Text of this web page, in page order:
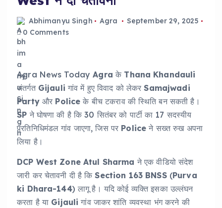
Abhimanyu Singh Agra
September 29, 2025
0 Comments
Agra News TodayAgra के Thana Khandauli
अंतर्गत Gijauli गांव में हुए विवाद को लेकरSamajwadi
Partyऔर Police के बीच टकराव की स्थिति बन सकती है।
SP ने घोषणा की है कि 30 सितंबर को पार्टी का 17 सदस्यीय
प्रतिनिधिमंडल गांव जाएगा, जिस पर Police ने सख्त रुख अपना
लिया है।
DCP West Zone Atul Sharma ने एक वीडियो संदेश
जारी कर चेतावनी दी है किSection 163 BNSS(Purva
ki Dhara-144) लागू है। यदि कोई व्यक्ति इसका उल्लंघन
करता है या Gijauli गांव जाकर शांति व्यवस्था भंग करने की